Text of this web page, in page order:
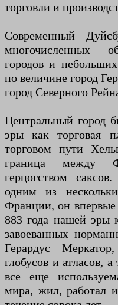
торговли и
Современный
многочисленных
городов и
по величине город
город Северного
Центральный город
эры как торговая
торговом пути
граница между
герцогством
одним из
Франции, он впервые
883 года нашей эры
завоеванных
Герардус
глобусов и атласов,
все еще
мира, жил, работал